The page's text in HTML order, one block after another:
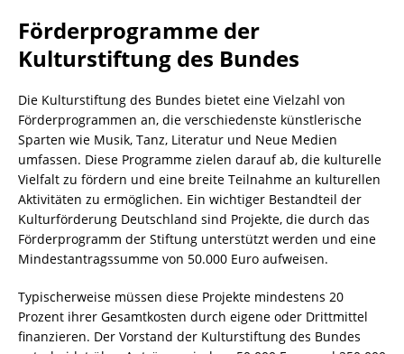
Förderprogramme der
Kulturstiftung des Bundes
Die Kulturstiftung des Bundes bietet eine Vielzahl von
Förderprogrammen an, die verschiedenste künstlerische
Sparten wie Musik, Tanz, Literatur und Neue Medien
umfassen. Diese Programme zielen darauf ab, die kulturelle
Vielfalt zu fördern und eine breite Teilnahme an kulturellen
Aktivitäten zu ermöglichen. Ein wichtiger Bestandteil der
Kulturförderung Deutschland sind Projekte, die durch das
Förderprogramm der Stiftung unterstützt werden und eine
Mindestantragssumme von 50.000 Euro aufweisen.
Typischerweise müssen diese Projekte mindestens 20
Prozent ihrer Gesamtkosten durch eigene oder Drittmittel
finanzieren. Der Vorstand der Kulturstiftung des Bundes